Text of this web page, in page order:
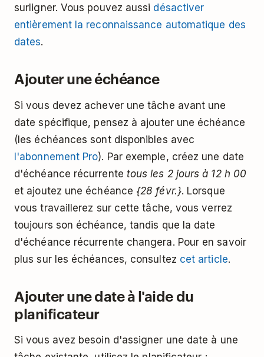
surligner. Vous pouvez aussi désactiver
entièrement la reconnaissance automatique des
dates.
Ajouter une échéance
Si vous devez achever une tâche avant une
date spécifique, pensez à ajouter une échéance
(les échéances sont disponibles avec
l'abonnement Pro). Par exemple, créez une date
d'échéance récurrente tous les 2 jours à 12 h 00
et ajoutez une échéance {28 févr.}. Lorsque
vous travaillerez sur cette tâche, vous verrez
toujours son échéance, tandis que la date
d'échéance récurrente changera. Pour en savoir
plus sur les échéances, consultez cet article.
Ajouter une date à l'aide du
planificateur
Si vous avez besoin d'assigner une date à une